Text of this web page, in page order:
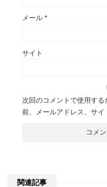
メール *
サイト
次回のコメントで使用す
前、メールアドレス、サイ
関連記事